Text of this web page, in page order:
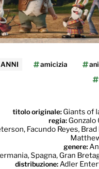
amicizia
titolo originale: Giants of
regia: Gonzalo
Facundo Reyes,
genere:
Spagna, Gran
distribuzione:Adler